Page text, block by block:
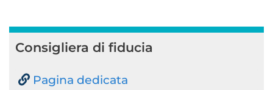
Consigliera di fiducia
Pagina dedicata